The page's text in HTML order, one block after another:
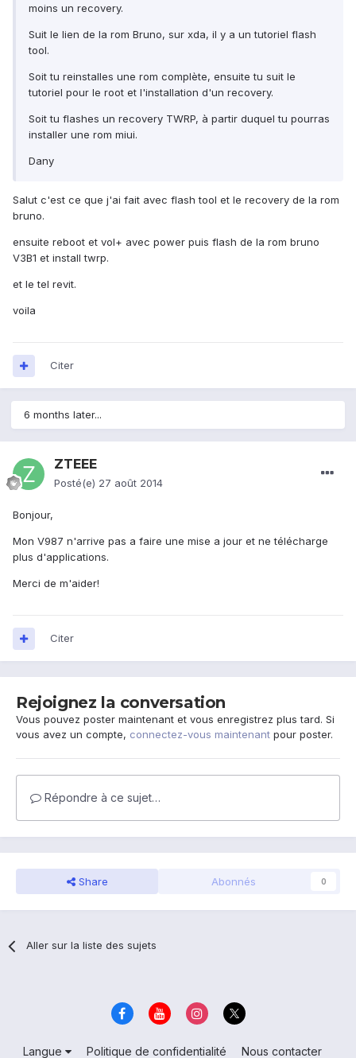
moins un recovery.
Suit le lien de la rom Bruno, sur xda, il y a un tutoriel flash
tool.
Soit tu reinstalles une rom complète, ensuite tu suit le
tutoriel pour le root et l'installation d'un recovery.
Soit tu flashes un recovery TWRP, à partir duquel tu pourras
installer une rom miui.
Dany
Salut c'est ce que j'ai fait avec flash tool et le recovery de la rom
bruno.
ensuite reboot et vol+ avec power puis flash de la rom bruno
V3B1 et install twrp.
et le tel revit.
voila
Citer
6 months later...
ZTEEE
Posté(e) 27 août 2014
Bonjour,
Mon V987 n'arrive pas a faire une mise a jour et ne télécharge
plus d'applications.
Merci de m'aider!
Citer
Rejoignez la conversation
Vous pouvez poster maintenant et vous enregistrez plus tard. Si
vous avez un compte, connectez-vous maintenant pour poster.
Répondre à ce sujet…
Share Abonnés 0
Aller sur la liste des sujets
Langue Politique de confidentialité Nous contacter